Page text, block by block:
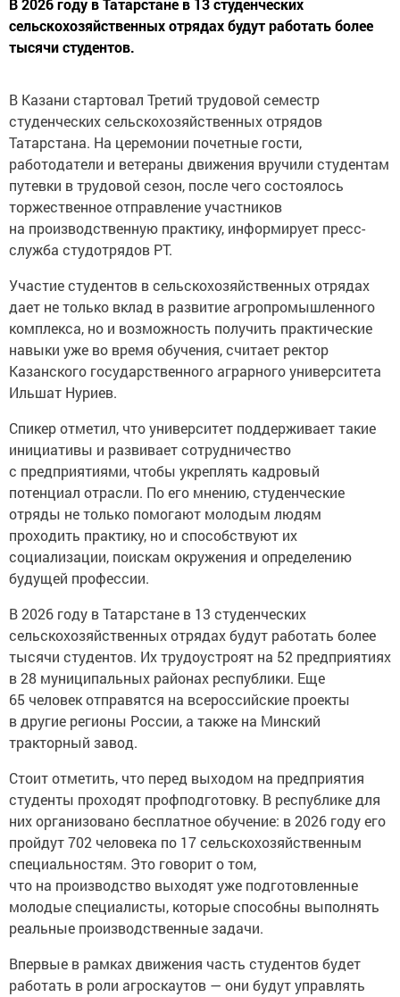
сельскохозяйственных отрядах будут работать более
тысячи студентов.
В Казани стартовал Третий трудовой семестр
студенческих сельскохозяйственных отрядов
Татарстана. На церемонии почетные гости,
работодатели и ветераны движения вручили студентам
путевки в трудовой сезон, после чего состоялось
торжественное отправление участников
на производственную практику, информирует пресс-
служба студотрядов РТ.
Участие студентов в сельскохозяйственных отрядах
дает не только вклад в развитие агропромышленного
комплекса, но и возможность получить практические
навыки уже во время обучения, считает ректор
Казанского государственного аграрного университета
Ильшат Нуриев.
Спикер отметил, что университет поддерживает такие
инициативы и развивает сотрудничество
с предприятиями, чтобы укреплять кадровый
потенциал отрасли. По его мнению, студенческие
отряды не только помогают молодым людям
проходить практику, но и способствуют их
социализации, поискам окружения и определению
будущей профессии.
В 2026 году в Татарстане в 13 студенческих
сельскохозяйственных отрядах будут работать более
тысячи студентов. Их трудоустроят на 52 предприятиях
в 28 муниципальных районах республики. Еще
65 человек отправятся на всероссийские проекты
в другие регионы России, а также на Минский
тракторный завод.
Стоит отметить, что перед выходом на предприятия
студенты проходят профподготовку. В республике для
них организовано бесплатное обучение: в 2026 году его
пройдут 702 человека по 17 сельскохозяйственным
специальностям. Это говорит о том,
что на производство выходят уже подготовленные
молодые специалисты, которые способны выполнять
реальные производственные задачи.
Впервые в рамках движения часть студентов будет
работать в роли агроскаутов — они будут управлять